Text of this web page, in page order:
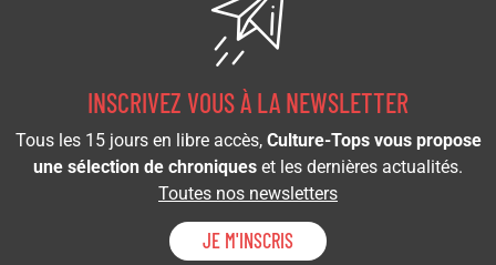
INSCRIVEZ VOUS À LA NEWSLETTER
Tous les 15 jours en libre accès, Culture-Tops vous propose
une sélection de chroniques et les dernières actualités.
Toutes nos newsletters
JE M'INSCRIS